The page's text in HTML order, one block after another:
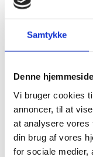
Samtykke
Denne
Vi bruger cookies
annoncer, til at
at analysere vores
din brug af vores
for sociale medier,
Flere tusinde
viljen intakt,
Forretningen
Fiskebutikken i
Minigolfbanen